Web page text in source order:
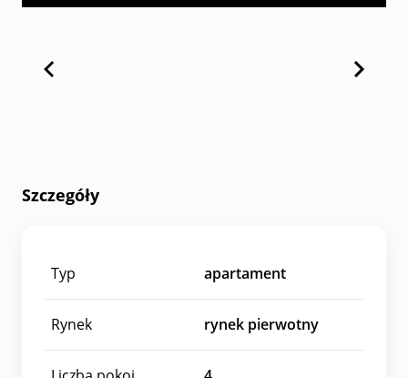
Szczegóły
Typ apartament
Rynek rynek pierwotny